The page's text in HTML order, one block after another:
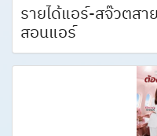
รายได้แอร์-สจ๊วตสา
สอนแอร์